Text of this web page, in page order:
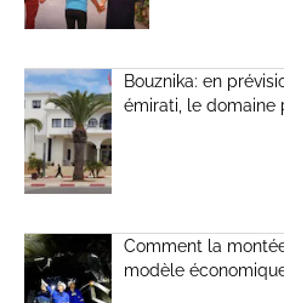
Bouznika: en
émirati, le
Comment la
modèle